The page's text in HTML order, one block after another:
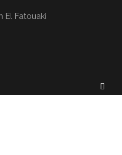
El Fatouaki